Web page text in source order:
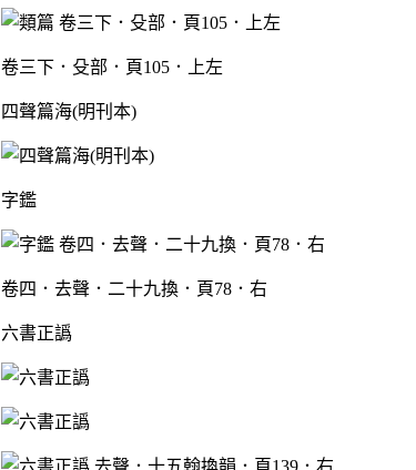
卷三下．殳部．頁105．上左
四聲篇海(明刊本)
字鑑
卷四．去聲．二十九換．頁78．右
六書正譌